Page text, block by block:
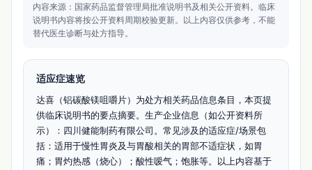
内容来源：国家药品监督管理局批准说明书及相关公开资料。 临床
说明书内容将按公开资料周期校验更新。 以上内容仅供参考，不能
替代医生诊断与处方指导。
适应症速览
达喜（铝碳酸镁咀嚼片）为处方相关药品信息条目，本页提
供临床说明书的要点摘要。生产企业信息（如公开资料所
示）：四川健能制药有限公司。常见涉及的适应症/场景包
括：适用于慢性胃炎及与胃酸相关的胃部不适症状，如胃
痛；胃灼热感（烧心）；酸性嗳气；饱胀等。以上内容基于